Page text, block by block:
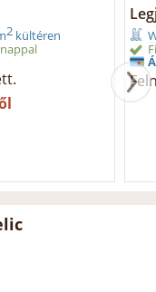
2 kültéren